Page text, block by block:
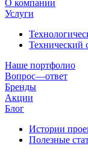
О компании
Услуги
Технический
Наше портфолио
Вопрос—ответ
Бренды
Акции
Блог
Истории
Полезные